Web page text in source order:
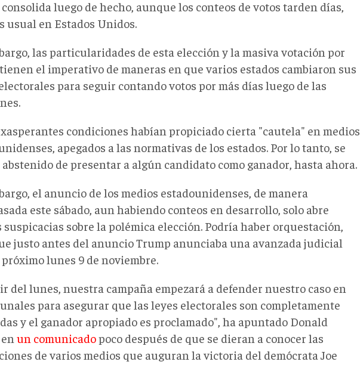
consolida luego de hecho, aunque los conteos de votos tarden días,
usual en Estados Unidos.
las particularidades de esta elección y la masiva votación por
el imperativo de maneras en que varios estados cambiaron sus
para seguir contando votos por más días luego de las
condiciones habían propiciado cierta "cautela" en medios
apegados a las normativas de los estados. Por lo tanto, se
de presentar a algún candidato como ganador, hasta ahora.
el anuncio de los medios estadounidenses, de manera
este sábado, aun habiendo conteos en desarrollo, solo abre
suspicacias sobre la polémica elección. Podría haber orquestación,
justo antes del anuncio Trump anunciaba una avanzada judicial
lunes 9 de noviembre.
del lunes, nuestra campaña empezará a defender nuestro caso en
para asegurar que las leyes electorales son completamente
y el ganador apropiado es proclamado", ha apuntado Donald
un comunicadopoco después de que se dieran a conocer las
de varios medios que auguran la victoria del demócrata Joe